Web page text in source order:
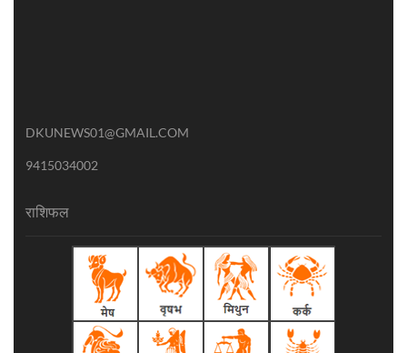
DKUNEWS01@GMAIL.COM
9415034002
राशिफल